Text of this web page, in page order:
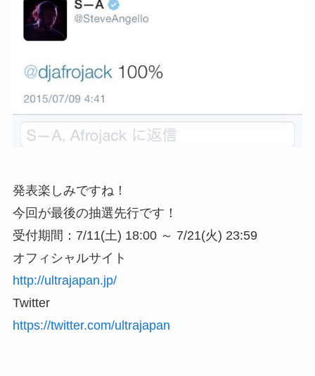
発表楽しみですね！
今回が最後の抽選先行です！
受付期間：7/11(土) 18:00 ～ 7/21(火) 23:59
オフィシャルサイト
http://ultrajapan.jp/
Twitter
https://twitter.com/ultrajapan